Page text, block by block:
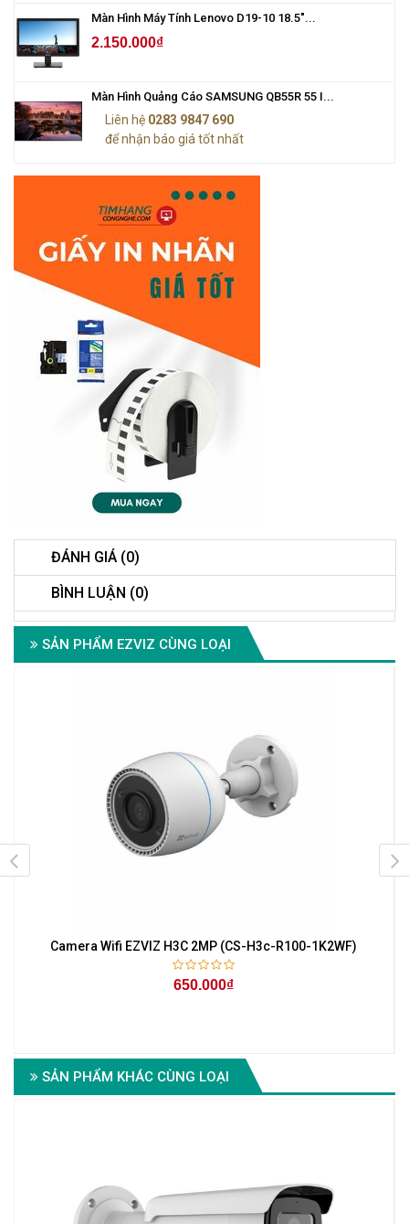
Màn Hình Máy Tính Lenovo D19-10 18.5"...
2.150.000₫
Màn Hình Quảng Cáo SAMSUNG QB55R 55 I...
Liên hệ 0283 9847 690
để nhận báo giá tốt nhất
ĐÁNH GIÁ (0)
BÌNH LUẬN (0)
SẢN PHẨM EZVIZ CÙNG LOẠI
Camera Wifi EZVIZ H3C 2MP (CS-H3c-R100-1K2WF)
650.000₫
SẢN PHẨM KHÁC CÙNG LOẠI